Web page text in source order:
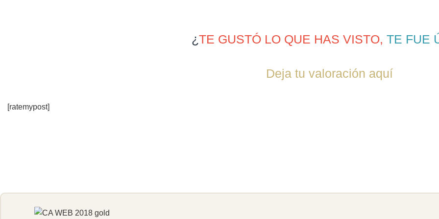
¿TE GUSTÓ LO QUE HAS VISTO, TE FUE
Deja tu valoración aquí
[ratemypost]